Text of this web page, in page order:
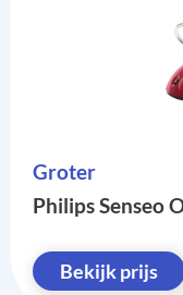
Groter
Philips Senseo
Bekijk prijs